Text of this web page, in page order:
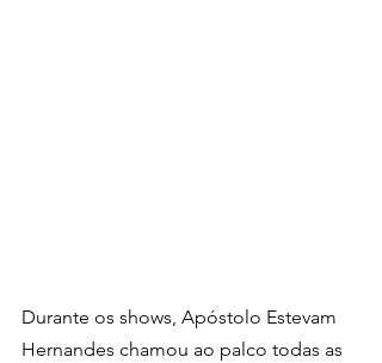
Durante os shows, Apóstolo Estevam
Hernandes chamou ao palco todas as